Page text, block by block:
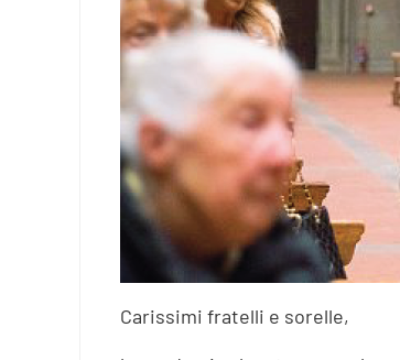
Carissimi fratelli e sorelle,